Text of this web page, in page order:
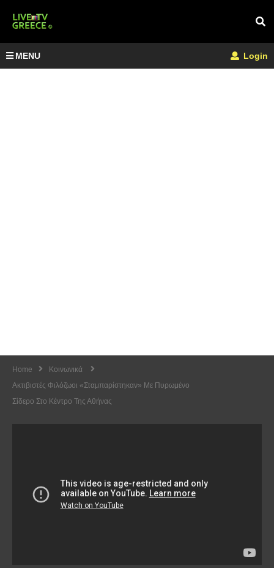
MENU Login
Home
Κοινωνικά
Ακτιβιστές Φιλόζωοι «σταμπαρίστηκαν» Με Πυρωμένο
Σίδερο Στο Κέντρο Της Αθήνας